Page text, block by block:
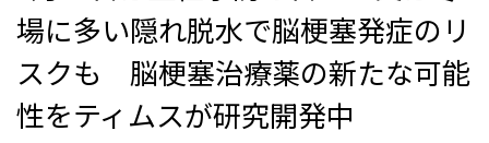
場に多い隠れ脱水で脳梗塞発症のリ
スクも 脳梗塞治療薬の新たな可能
性をティムスが研究開発中